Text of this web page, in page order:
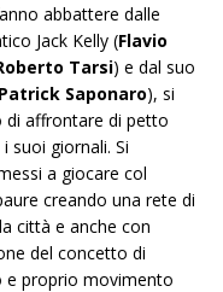
abbattere dalle
Jack Kelly (Flavio
Tarsi) e dal suo
Patrick Saponaro), si
di affrontare di petto
suoi giornali. Si
a giocare col
creando una rete di
città e anche con
del concetto di
e proprio movimento